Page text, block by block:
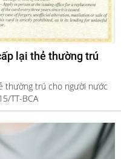
lại thẻ thường trú
thường trú cho người nước
TT-BCA